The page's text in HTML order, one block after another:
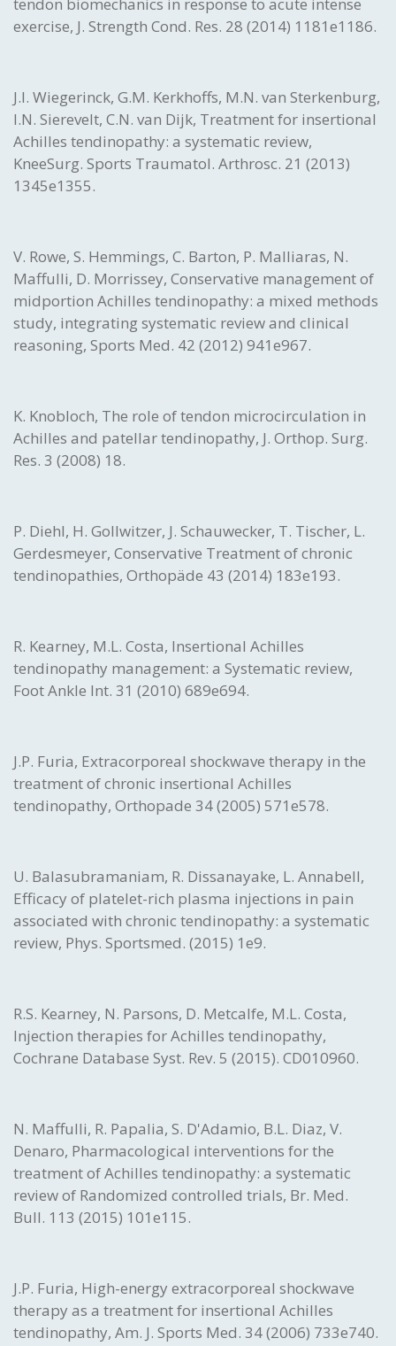
exercise, J. Strength Cond. Res. 28 (2014) 1181e1186.
J.I. Wiegerinck, G.M. Kerkhoffs, M.N. van Sterkenburg,
I.N. Sierevelt, C.N. van Dijk, Treatment for insertional
Achilles tendinopathy: a systematic review,
KneeSurg. Sports Traumatol. Arthrosc. 21 (2013)
1345e1355.
V. Rowe, S. Hemmings, C. Barton, P. Malliaras, N.
Maffulli, D. Morrissey, Conservative management of
midportion Achilles tendinopathy: a mixed methods
study, integrating systematic review and clinical
reasoning, Sports Med. 42 (2012) 941e967.
K. Knobloch, The role of tendon microcirculation in
Achilles and patellar tendinopathy, J. Orthop. Surg.
Res. 3 (2008) 18.
P. Diehl, H. Gollwitzer, J. Schauwecker, T. Tischer, L.
Gerdesmeyer, Conservative Treatment of chronic
tendinopathies, Orthopäde 43 (2014) 183e193.
R. Kearney, M.L. Costa, Insertional Achilles
tendinopathy management: a Systematic review,
Foot Ankle Int. 31 (2010) 689e694.
J.P. Furia, Extracorporeal shockwave therapy in the
treatment of chronic insertional Achilles
tendinopathy, Orthopade 34 (2005) 571e578.
U. Balasubramaniam, R. Dissanayake, L. Annabell,
Efficacy of platelet-rich plasma injections in pain
associated with chronic tendinopathy: a systematic
review, Phys. Sportsmed. (2015) 1e9.
R.S. Kearney, N. Parsons, D. Metcalfe, M.L. Costa,
Injection therapies for Achilles tendinopathy,
Cochrane Database Syst. Rev. 5 (2015). CD010960.
N. Maffulli, R. Papalia, S. D'Adamio, B.L. Diaz, V.
Denaro, Pharmacological interventions for the
treatment of Achilles tendinopathy: a systematic
review of Randomized controlled trials, Br. Med.
Bull. 113 (2015) 101e115.
J.P. Furia, High-energy extracorporeal shockwave
therapy as a treatment for insertional Achilles
tendinopathy, Am. J. Sports Med. 34 (2006) 733e740.